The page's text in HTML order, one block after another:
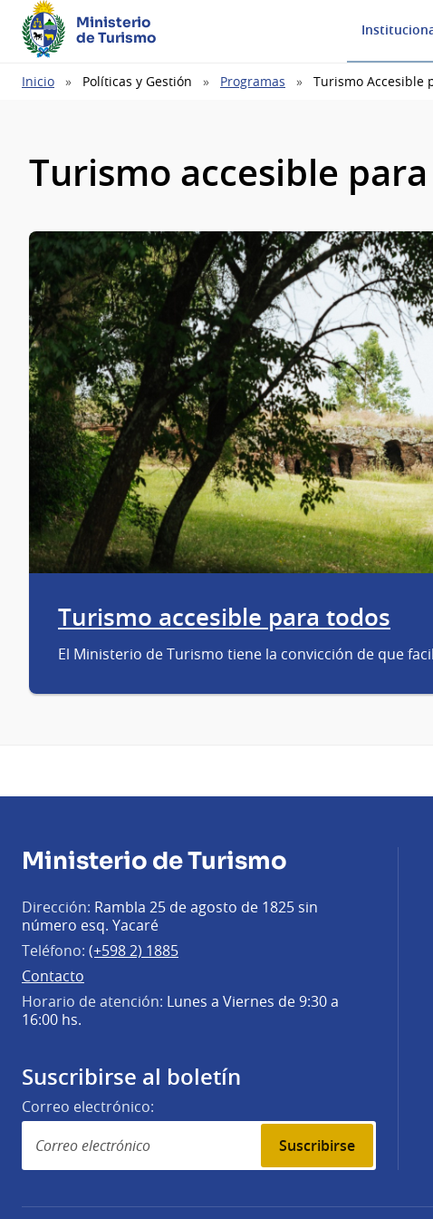
Ministerio
de Turismo
Ruta
Inicio Políticas y Gestión Programas Turismo Accesible
Turismo accesible
Turismo accesible para todos
El Ministerio de Turismo tiene la convicción de que
Ministerio de Turismo
Dirección: Rambla 25 de agosto de 1825 sin
número esq. Yacaré
Teléfono: (+598 2) 1885
Contacto
Horario de atención: Lunes a Viernes de 9:30 a
16:00 hs.
Suscribirse al boletín
Correo electrónico:
Suscribirse